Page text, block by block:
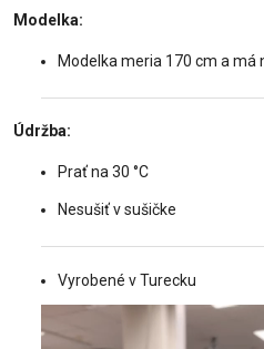
Modelka:
Modelka meria 170 cm a má
Údržba:
Prať na 30 °C
Nesušiť v sušičke
Vyrobené v Turecku